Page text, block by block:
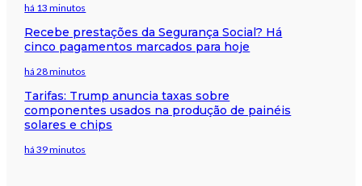
há 13 minutos
Recebe prestações da Segurança Social? Há
cinco pagamentos marcados para hoje
há 28 minutos
Tarifas: Trump anuncia taxas sobre
componentes usados na produção de painéis
solares e chips
há 39 minutos